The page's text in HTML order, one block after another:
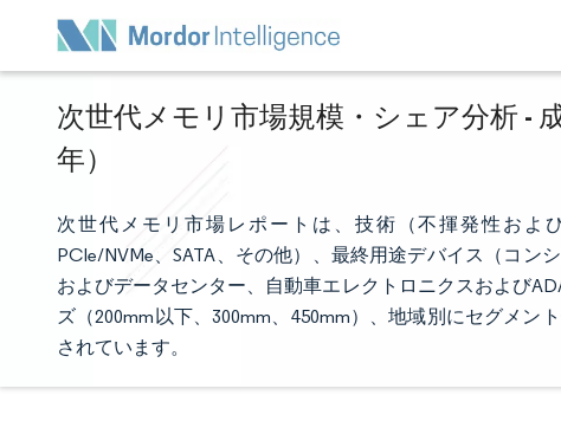
次世代メモリ市場規模・シェア分析 -
年）
次世代メモリ市場レポートは、技術（不揮発性およ
PCIe/NVMe、SATA、その他）、最終用途デバイス（コ
およびデータセンター、自動車エレクトロニクスおよび
ズ（200mm以下、300mm、450mm）、地域別にセグメ
されています。